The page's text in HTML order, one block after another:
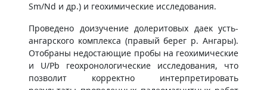
Sm/Nd и др.) и геохимические исследования.
Проведено доизучение долеритовых даек усть-
ангарского комплекса (правый берег р. Ангары).
Отобраны недостающие пробы на геохимические
и U/Pb геохронологические исследования, что
позволит корректно интерпретировать